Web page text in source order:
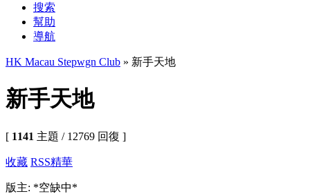
搜索
幫助
導航
HK Macau Stepwgn Club » 新手天地
新手天地
[ 1141 主題 / 12769 回復 ]
收藏 RSS精華
版主: *空缺中*